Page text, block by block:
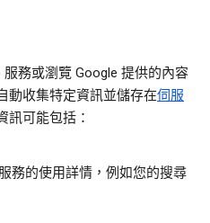
服務或瀏覽 Google 提供的內容
動收集特定資訊並儲存在伺服
訊可能包括：
務的使用詳情，例如您的搜尋